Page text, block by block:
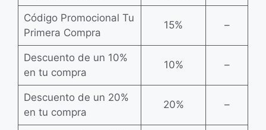
Código Promocional Tu
Primera Compra
15% –
Descuento de un 10%
en tu compra
10% –
Descuento de un 20%
en tu compra
20% –